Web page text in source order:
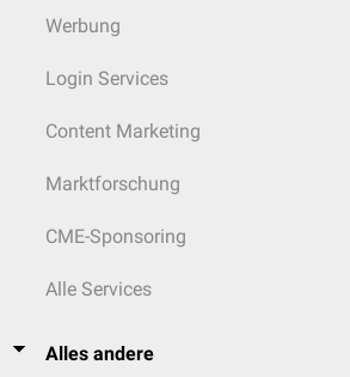
Werbung
Login Services
Content Marketing
Marktforschung
CME-Sponsoring
Alle Services
Alles andere